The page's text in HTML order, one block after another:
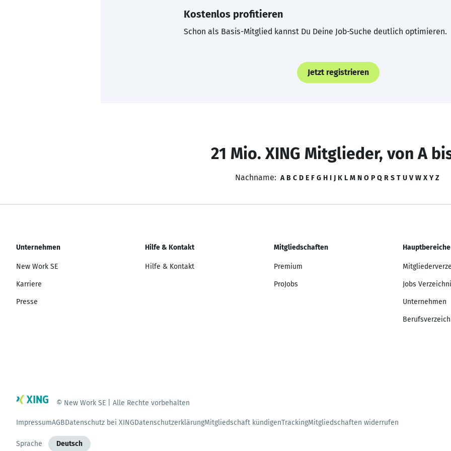
Kostenlos profitieren
Schon als Basis-Mitglied kannst Du Deine Job-Suche deutlich optimieren.
Jetzt registrieren
21 Mio. XING Mitglieder, von A
Nachname: A B C D E F G H I J K L M N O P Q R S T U V W X Y Z
Unternehmen
New Work SE
Karriere
Presse
Hilfe & Kontakt
Hilfe & Kontakt
Mitgliedschaften
Premium
ProJobs
Hauptbereiche
Jobs
Unternehmen
© New Work SE | Alle Rechte vorbehalten
ImpressumAGBDatenschutz bei XINGDatenschutzerklärungMitgliedschaft kündigenTrackingMitgliedschaften widerrufen
Sprache Deutsch